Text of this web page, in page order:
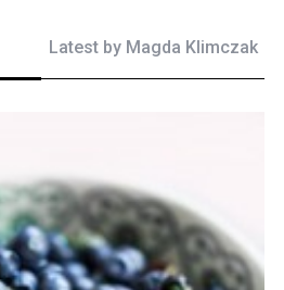
Latest by Magda Klimczak